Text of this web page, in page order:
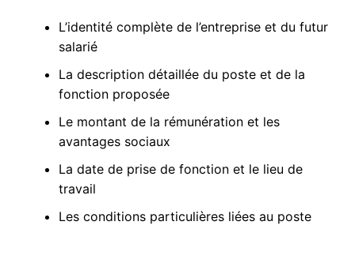
L’identité complète de l’entreprise et du futur
salarié
La description détaillée du poste et de la
fonction proposée
Le montant de la rémunération et les
avantages sociaux
La date de prise de fonction et le lieu de
travail
Les conditions particulières liées au poste